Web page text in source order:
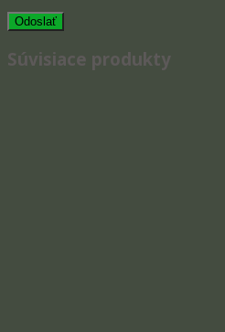
Súvisiace produkty